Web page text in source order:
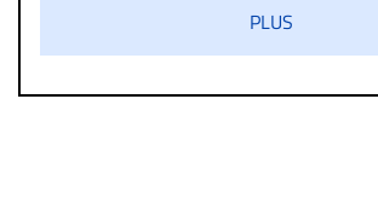
diffamatoire. Si malgré cette politique de
un commentaire publié sur le site vous
immédiatement contact par courriel
PLUS